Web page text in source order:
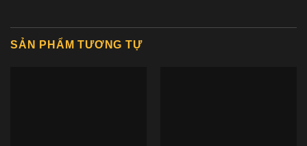
SẢN PHẨM TƯƠNG TỰ